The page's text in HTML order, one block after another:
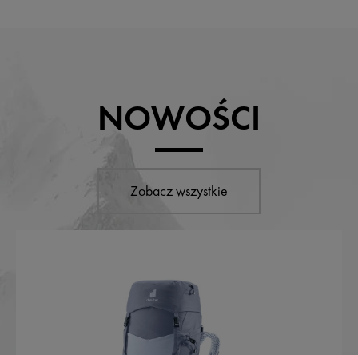
NOWOŚCI
Zobacz wszystkie